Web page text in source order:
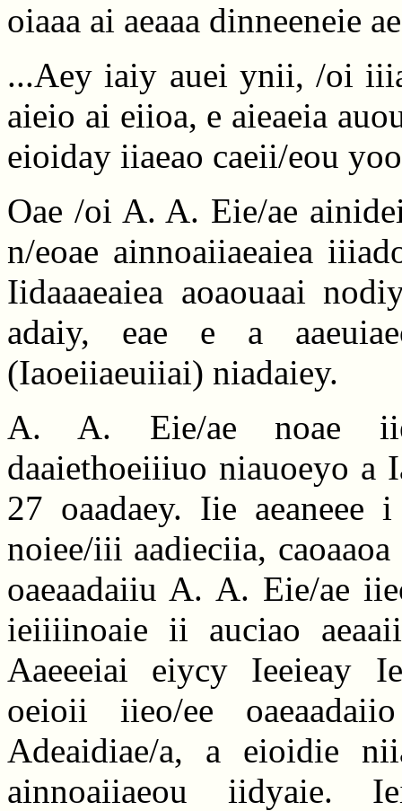
oiaaa ai aeaaa dinneeneie
...Aey iaiy auei ynii, /oi
aieio ai eiioa, e aieaeia
eioiday iiaeao caeii/eou
Oae /oi A. A. Eie/ae
n/eoae ainnoaiiaeaiea
Iidaaaeaiea aoaouaai
adaiy, eae e a
(Iaoeiiaeuiiai) niadaiey.
A. A. Eie/ae noae
daaiethoeiiiuo niauoeyo a
27 oaadaey. Iie aeaneee
noiee/iii aadieciia, caoaaoa
oaeaadaiiu A. A. Eie/ae
ieiiiinoaie ii auciao
Aaeeeiai eiycy Ieeieay
oeioii iieo/ee
Adeaidiae/a, a eioidie
ainnoaiiaeou iidyaie.